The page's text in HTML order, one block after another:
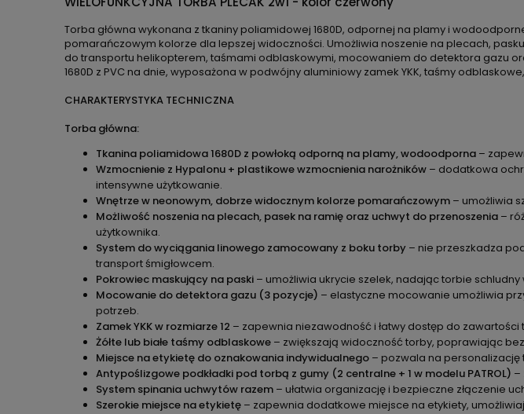
Torba główna wykonana z tkaniny poliamidowej 1680D, odpornej na plamy i
pomarańczowym kolorze dla lepszej widoczności. Umożliwia noszenie na plecach,
do transportu helikopterem, taśmami odblaskowymi, mocowaniem do detektora gazu
1680D z PVC na dnie, wyposażona w podwójny aluminiowy zamek YKK, taśmy
CHARAKTERYSTYKA TECHNICZNA
Torba główna:
Tkanina poliamidowa 1680D z powłoką odporną na plamy, wodoodporna –
Wzmocnienie z Hypalonu + plastikowe wzmocnienia narożników – dodatkowa
intensywne użytkowanie.
Wnętrze w neonowym, dobrze widocznym kolorze pomarańczowym – umożliwia
Możliwość noszenia na plecach, pasek na ramię oraz uchwyt do przenoszenia –
użytkownika.
System do wyciągania linowego zamocowany z boku torby – nie przeszkadza
transport śmigłowcem.
Pokrowiec maskujący na paski – umożliwia ukrycie szelek, nadając torbie
Mocowanie do detektora gazu (3 pozycje) – elastyczne mocowanie umożliwia
potrzeb.
Zamek YKK w rozmiarze 12 – zapewnia niezawodność i łatwy dostęp do zawartości
Żółte lub białe taśmy odblaskowe – zwiększają widoczność torby, poprawiając
Miejsce na etykietę do oznakowania indywidualnego – pozwala na personalizację
Antypoślizgowe podkładki pod torbą z gumy (2 centralne + 1 w modelu PATROL) –
System spinania uchwytów razem – ułatwia organizację i bezpieczne złączenie
Szerokie miejsce na etykietę – zapewnia dodatkowe miejsce na etykiety,